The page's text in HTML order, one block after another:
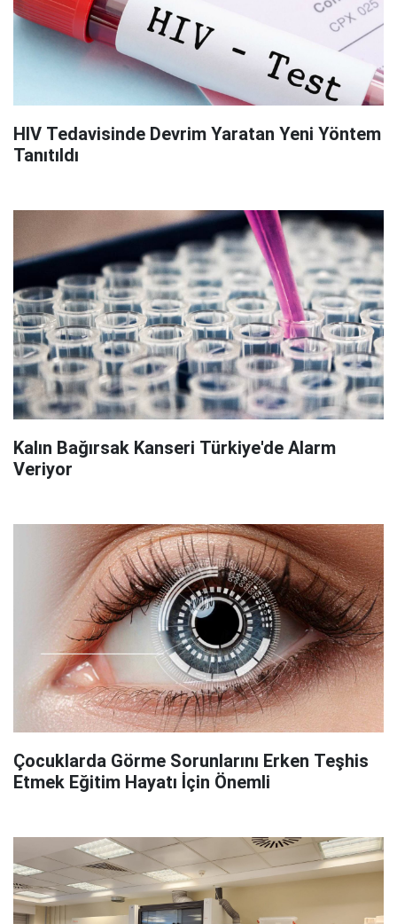
HIV Tedavisinde Devrim Yaratan Yeni Yöntem
Tanıtıldı
Kalın Bağırsak Kanseri Türkiye'de Alarm
Veriyor
Çocuklarda Görme Sorunlarını Erken Teşhis
Etmek Eğitim Hayatı İçin Önemli